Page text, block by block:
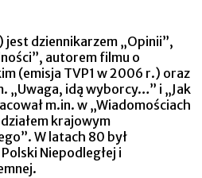
jest dziennikarzem „Opinii”,
autorem filmu o
(emisja TVP1 w 2006 r.) oraz
„Uwaga, idą wyborcy…” i „Jak
m.in. w „Wiadomościach
krajowym
W latach 80 był
Niepodległej i